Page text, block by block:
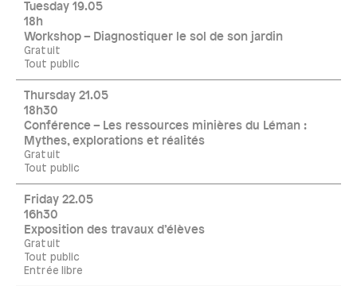
Tuesday 19.05
18h
Workshop – Diagnostiquer le sol de son jardin
Gratuit
Tout public
Thursday 21.05
18h30
Conférence – Les ressources minières du Léman :
Mythes, explorations et réalités
Gratuit
Tout public
Friday 22.05
16h30
Exposition des travaux d’élèves
Gratuit
Tout public
Entrée libre